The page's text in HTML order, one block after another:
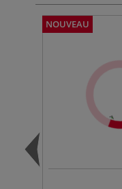
NOUVEAU